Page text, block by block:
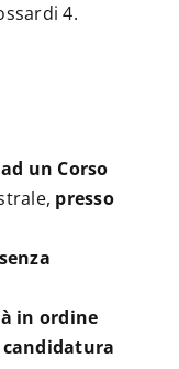
4.
ad un Corso
presso
senza
in ordine